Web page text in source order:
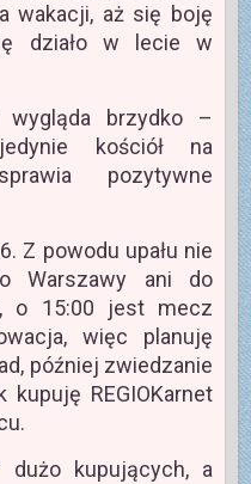
wakacji, aż się boję
działo w lecie w
brzydko –
kościół na
pozytywne
Z powodu upału nie
Warszawy ani do
o 15:00 jest mecz
więc planuję
później zwiedzanie
REGIOKarnet
dużo kupujących, a